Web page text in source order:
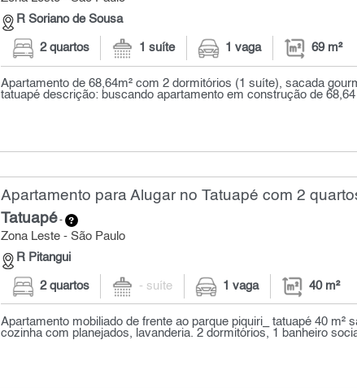
R Soriano de Sousa
2 quartos 1 suíte 1 vaga 69 m²
Apartamento de 68,64m² com 2 dormitórios (1 suíte), sacada
tatuapé descrição: buscando apartamento em construção de
Apartamento para Alugar no Tatuapé com 2
Tatuapé-
Zona Leste - São Paulo
R Pitangui
2 quartos - suíte 1 vaga 40 m²
Apartamento mobiliado de frente ao parque piquiri_ tatuapé 40 m²
cozinha com planejados, lavanderia. 2 dormitórios, 1 banheiro